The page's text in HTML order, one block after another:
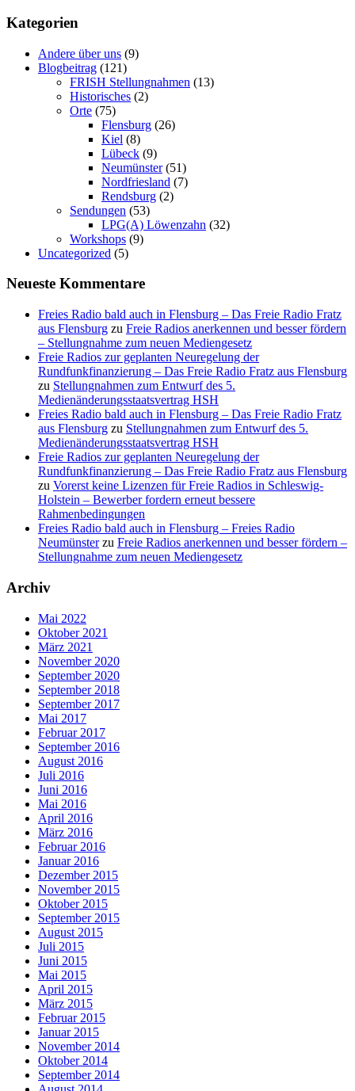
Kategorien
Andere über uns (9)
Blogbeitrag (121)
FRISH Stellungnahmen (13)
Historisches (2)
Orte (75)
Flensburg (26)
Kiel (8)
Lübeck (9)
Neumünster(51)
Nordfriesland (7)
Rendsburg (2)
Sendungen (53)
LPG(A) Löwenzahn (32)
Workshops (9)
Uncategorized (5)
Neueste Kommentare
Freies Radio bald auch in Flensburg – Das Freie Radio Fratz
aus Flensburg zu Freie Radios anerkennen und besser fördern
– Stellungnahme zum neuen Mediengesetz
Freie Radios zur geplanten Neuregelung der
Rundfunkfinanzierung – Das Freie Radio Fratz aus Flensburg
zu Stellungnahmen zum Entwurf des 5.
Medienänderungsstaatsvertrag HSH
Freies Radio bald auch in Flensburg – Das Freie Radio Fratz
aus Flensburg zu Stellungnahmen zum Entwurf des 5.
Medienänderungsstaatsvertrag HSH
Freie Radios zur geplanten Neuregelung der
Rundfunkfinanzierung – Das Freie Radio Fratz aus Flensburg
zu Vorerst keine Lizenzen für Freie Radios in Schleswig-
Holstein – Bewerber fordern erneut bessere
Rahmenbedingungen
Freies Radio bald auch in Flensburg – Freies Radio
Neumünsterzu Freie Radios anerkennen und besser fördern –
Stellungnahme zum neuen Mediengesetz
Archiv
Mai 2022
Oktober 2021
März 2021
November 2020
September 2020
September 2018
September 2017
Mai 2017
Februar 2017
September 2016
August 2016
Juli 2016
Juni 2016
Mai 2016
April 2016
März 2016
Februar 2016
Januar 2016
Dezember 2015
November 2015
Oktober 2015
September 2015
August 2015
Juli 2015
Juni 2015
Mai 2015
April 2015
März 2015
Februar 2015
Januar 2015
November 2014
Oktober 2014
September 2014